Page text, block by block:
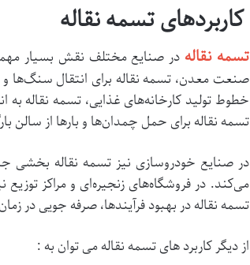
کاربردهای تسمه نقاله
تسمه نقاله در صنایع مختلف نقش بسیار مهمی
صنعت معدن، تسمه نقاله برای انتقال سنگ‌ها و
خطوط تولید کارخانه‌های غذایی، تسمه نقاله
تسمه نقاله برای حمل چمدان‌ها و بارها از سالن
در صنایع خودروسازی نیز تسمه نقاله بخشی
می‌کند. در فروشگاه‌های زنجیره‌ای و مراکز
تسمه نقاله در بهبود فرآیندها، صرفه‌ جویی در
از دیگر کاربرد های تسمه نقاله می توان به :